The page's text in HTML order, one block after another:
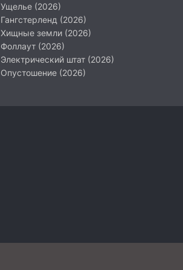
Ущелье (2026)
Гангстерленд (2026)
Хищные земли (2026)
Фоллаут (2026)
Электрический штат (2026)
Опустошение (2026)